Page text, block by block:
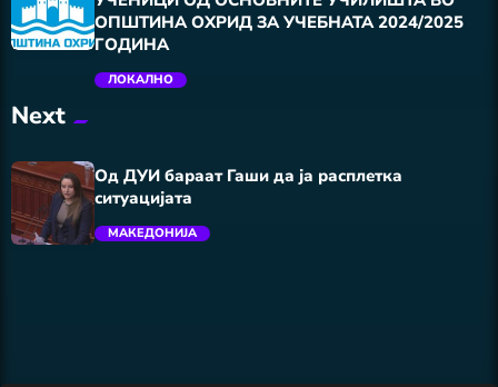
trending_flat
ОПШТИНА ОХРИД ЗА УЧЕБНАТА 2024/2025
ГОДИНА
ЛОКАЛНО
Next
Од ДУИ бараат Гаши да ја расплетка
ситуацијата
МАКЕДОНИЈА